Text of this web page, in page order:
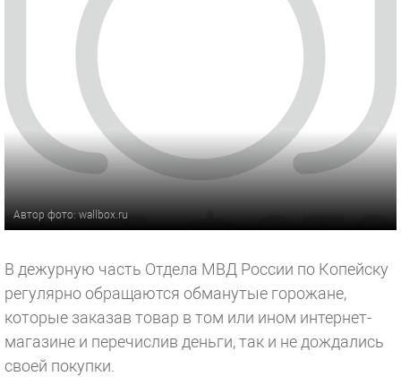
Автор фото: wallbox.ru
В дежурную часть Отдела МВД России по Копейску
регулярно обращаются обманутые горожане,
которые заказав товар в том или ином интернет-
магазине и перечислив деньги, так и не дождались
своей покупки.